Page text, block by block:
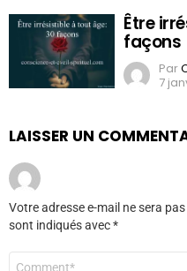
Être
façons
Par
7
LAISSER UN
Votre adresse e-mail ne sera
sont indiqués avec*
Commentaire